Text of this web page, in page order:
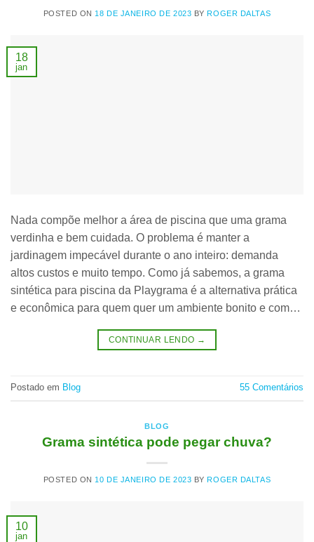
POSTED ON18 DE JANEIRO DE 2023 BY ROGER DALTAS
18
jan
Nada compõe melhor a área de piscina que uma grama
verdinha e bem cuidada. O problema é manter a
jardinagem impecável durante o ano inteiro: demanda
altos custos e muito tempo. Como já sabemos, a grama
sintética para piscina da Playgrama é a alternativa prática
e econômica para quem quer um ambiente bonito e com…
CONTINUAR LENDO →
Postado em Blog 55 Comentários
BLOG
Grama sintética pode pegar chuva?
POSTED ON 10 DE JANEIRO DE 2023 BY ROGER DALTAS
10
jan